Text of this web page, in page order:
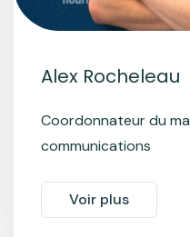
Alex Rocheleau
Coordonnateur du
communications
Voir plus